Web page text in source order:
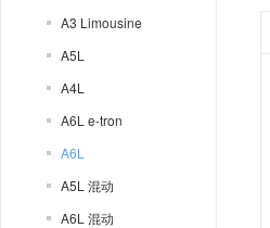
A3 Limousine
A5L
A4L
A6L e-tron
A6L
A5L 混动
A6L 混动